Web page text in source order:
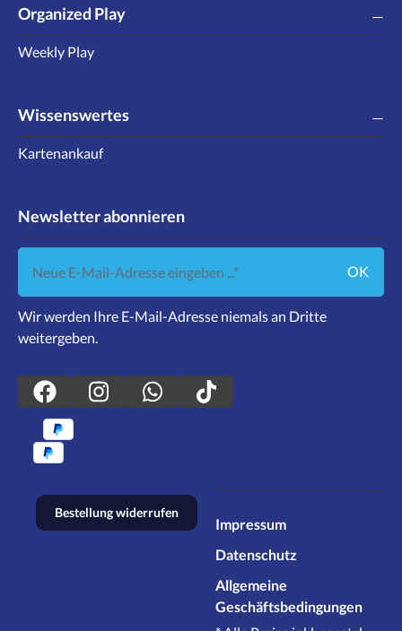
Organized Play
Weekly Play
Wissenswertes
Kartenankauf
Newsletter abonnieren
Neue E-Mail-Adresse eingeben ...
OK
Wir werden Ihre E-Mail-Adresse niemals an Dritte
weitergeben.
Bestellung widerrufen
Impressum
Datenschutz
Allgemeine
Geschäftsbedingungen